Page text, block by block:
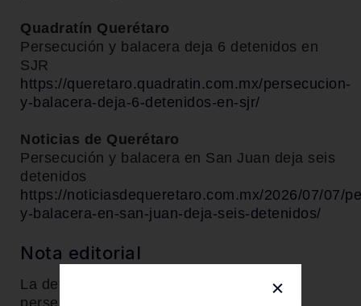
Quadratín Querétaro
Persecución y balacera deja 6 detenidos en
SJR
https://queretaro.quadratin.com.mx/persecucion-
y-balacera-deja-6-detenidos-en-sjr/
Noticias de Querétaro
Persecución y balacera en San Juan deja seis
detenidos
https://noticiasdequeretaro.com.mx/2026/07/07/
y-balacera-en-san-juan-deja-seis-detenidos/
Nota editorial
La detención de seis personas tras una
persecución armada en San Juan del Río